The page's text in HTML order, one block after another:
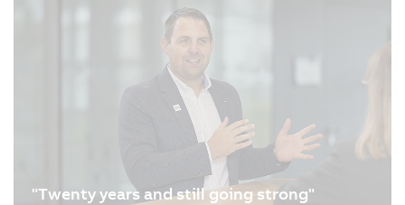
veröffentlicht. Erfahren Sie in diesem Interview mit
den B&R-Softwareexperten Sridharan Rangarajan
und Mánuel Sanchez, wie sich diese
herausragenden Ergänzungen der…
"Twenty years and still going strong"